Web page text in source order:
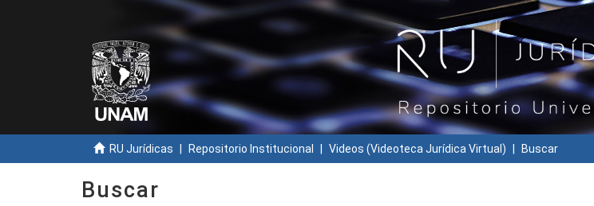
RU Jurídicas Repositorio Institucional Videos (Videoteca Jurídica Virtual) Buscar
Buscar